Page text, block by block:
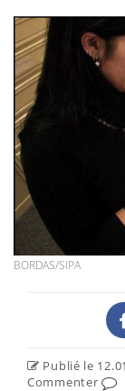
BORDAS/SIPA
Publié le
Commenter